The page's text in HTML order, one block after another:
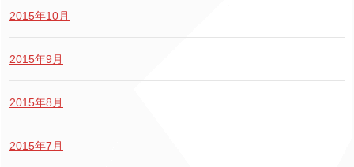
2015年10月
2015年9月
2015年8月
2015年7月